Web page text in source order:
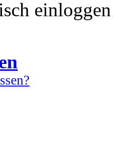
einloggen